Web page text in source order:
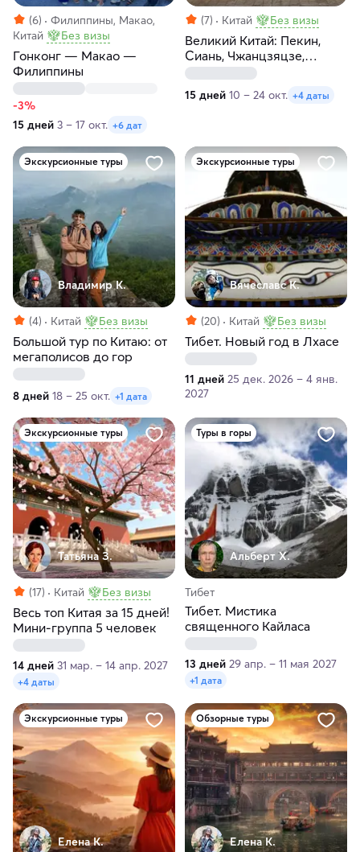
(6)
Филиппины, Макао,
Китай
Без визы
Гонконг — Макао —
Филиппины
-3%
15 дней 3 – 17 окт. +6 дат
(7) Китай Без визы
Великий Китай: Пекин,
Сиань, Чжанцзяцзе,
Фэнхуан, Гуйлинь, Яншо,
Хайнань
15 дней 10 – 24 окт. +4 даты
Экскурсионные туры
Владимир К.
(4) Китай Без визы
Большой тур по Китаю: от
мегаполисов до гор
8 дней 18 – 25 окт. +1 дата
Экскурсионные туры
Вячеславс К.
(20) Китай Без визы
Тибет. Новый год в Лхасе
11 дней 25 дек. 2026 – 4 янв.
2027
Экскурсионные туры
Татьяна З.
(17) Китай Без визы
Весь топ Китая за 15 дней!
Мини-группа 5 человек
14 дней 31 мар. – 14 апр. 2027
+4 даты
Туры в горы
Альберт Х.
Тибет
Тибет. Мистика
священного Кайласа
13 дней 29 апр. – 11 мая 2027
+1 дата
Экскурсионные туры
Елена К.
Обзорные туры
Елена К.